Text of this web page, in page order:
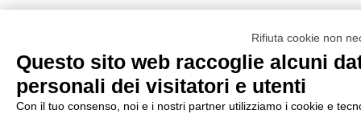
Rifiuta cookie non
Questo sito web raccoglie alcuni
personali dei visitatori e utenti
Con il tuo consenso, noi e i nostri partner utilizziamo i cookie e